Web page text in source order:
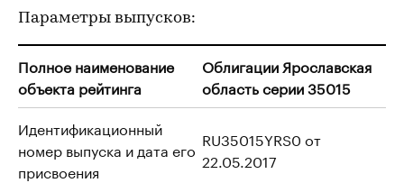
Параметры выпусков:
Полное наименование
объекта рейтинга
Облигации Ярославская
область серии 35015
Идентификационный
номер выпуска и дата его
присвоения
RU35015YRS0 от
22.05.2017